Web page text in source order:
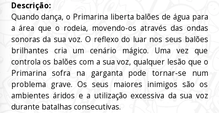
Descrição:
Quando dança, o Primarina liberta balões de água para
a área que o rodeia, movendo-os através das ondas
sonoras da sua voz. O reflexo do luar nos seus balões
brilhantes cria um cenário mágico. Uma vez que
controla os balões com a sua voz, qualquer lesão que o
Primarina sofra na garganta pode tornar-se num
problema grave. Os seus maiores inimigos são os
ambientes áridos e a utilização excessiva da sua voz
durante batalhas consecutivas.